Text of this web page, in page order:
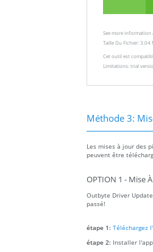
See more information
Taille Du Fichier: 3.04
Cet outil est
Limitations: trial
Méthode 3:
Les mises à jour des
peuvent être
OPTION 1 - Mise
Outbyte Driver
passé!
étape 1: Téléchargez
étape 2: Installer